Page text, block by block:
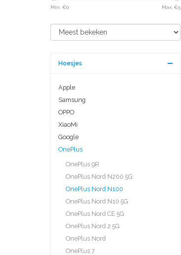
Min: €0 Max: €5
Hoesjes
Apple
Samsung
OPPO
XiaoMi
Google
OnePlus
OnePlus 9R
OnePlus Nord N200 5G
OnePlus Nord N100
OnePlus Nord N10 5G
OnePlus Nord CE 5G
OnePlus Nord 2 5G
OnePlus Nord
OnePlus 7